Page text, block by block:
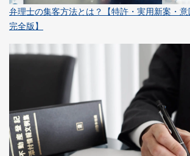
弁理士の集客方法とは？【特許・実用新案・
完全版】